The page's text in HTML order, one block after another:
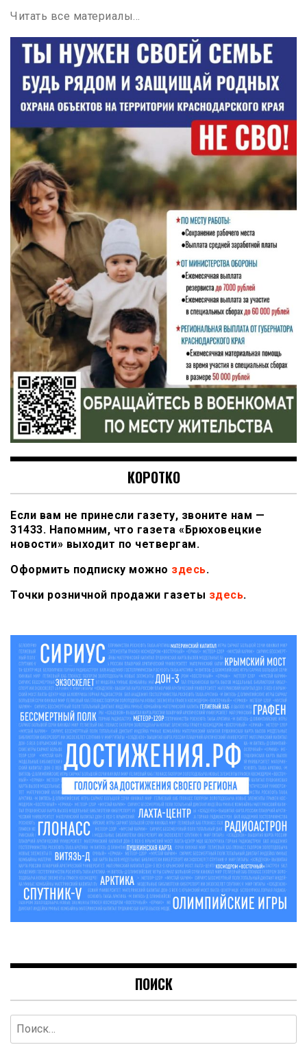
Читать все материалы…
КОРОТКО
Если вам не принесли газету, звоните нам —
31433. Напомним, что газета «Брюховецкие
новости» выходит по четвергам.
Оформить подписку можно здесь.
Точки розничной продажи газеты здесь.
ПОИСК
Найти: